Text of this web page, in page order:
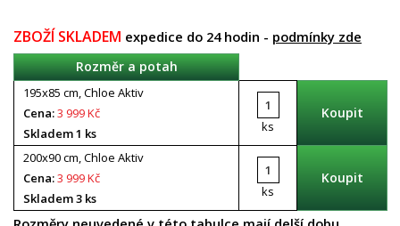
ZBOŽÍ SKLADEM expedice do 24 hodin - podmínky zde
Rozměr a potah
195x85 cm, Chloe Aktiv
Cena:3 999 Kč
Skladem 1 ks
ks
200x90 cm, Chloe Aktiv
Cena:3 999 Kč
Skladem 3 ks
ks